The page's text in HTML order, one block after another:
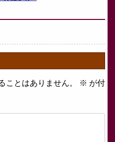
ことはありません。 ※ が付